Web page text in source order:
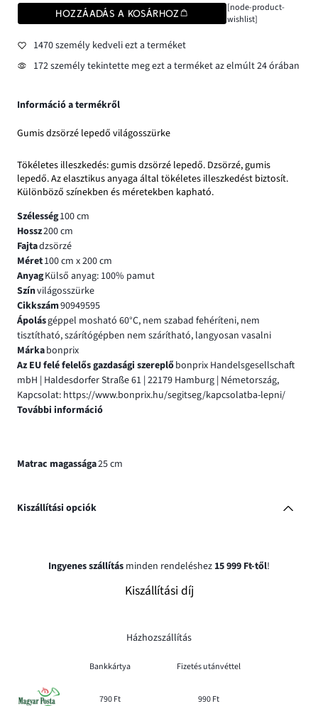
HOZZÁADÁS A KOSÁRHOZ
[node-product-
wishlist]
1470 személy kedveli ezt a terméket
172 személy tekintette meg ezt a terméket az elmúlt 24 órában
Információ a termékről
Gumis dzsörzé lepedő világosszürke
Tökéletes illeszkedés: gumis dzsörzé lepedő. Dzsörzé, gumis
lepedő. Az elasztikus anyaga által tökéletes illeszkedést biztosít.
Különböző színekben és méretekben kapható.
Szélesség100 cm
Hossz200 cm
Fajtadzsörzé
Méret100 cm x 200 cm
AnyagKülső anyag: 100% pamut
Színvilágosszürke
Cikkszám90949595
Ápolásgéppel mosható 60°C, nem szabad fehéríteni, nem
tisztítható, szárítógépben nem szárítható, langyosan vasalni
Márkabonprix
Az EU felé felelős gazdasági szereplőbonprix Handelsgesellschaft
mbH | Haldesdorfer Straße 61 | 22179 Hamburg | Németország,
Kapcsolat: https://www.bonprix.hu/segitseg/kapcsolatba-lepni/
További információ
Matrac magassága25 cm
Kiszállítási opciók
Ingyenes szállítás minden rendeléshez 15 999 Ft-től!
Kiszállítási díj
Házhozszállítás
Bankkártya Fizetés utánvéttel
790 Ft 990 Ft